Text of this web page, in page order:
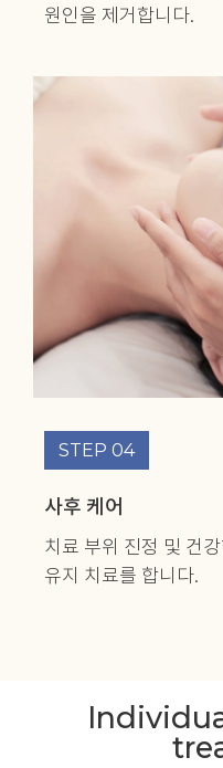
원인을 제거합니다.
STEP 04
사후 케어
치료 부위 진정 및 건
유지 치료를 합니다.